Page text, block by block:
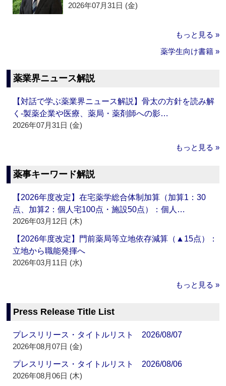
2026年07月31日 (金)
もっと見る »
薬学生向け書籍 »
薬業界ニュース解説
【対話で学ぶ薬業界ニュース解説】骨太の方針を読み解
く‐製薬企業や医療、薬局・薬剤師への影…
2026年07月31日 (金)
もっと見る »
薬事キーワード解説
【2026年度改定】在宅薬学総合体制加算（加算1：30
点、加算2：個人宅100点・施設50点）：個人…
2026年03月12日 (木)
【2026年度改定】門前薬局等立地依存減算（▲15点）：
立地から職能発揮へ
2026年03月11日 (水)
もっと見る »
Press Release Title List
プレスリリース・タイトルリスト 2026/08/07
2026年08月07日 (金)
プレスリリース・タイトルリスト 2026/08/06
2026年08月06日 (木)